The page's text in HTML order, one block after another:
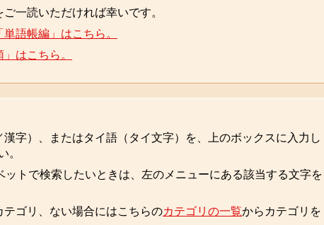
ご一読いただければ幸いです。
単語帳編」はこちら。
」はこちら。
字）、またはタイ語（タイ文字）を、上のボックスに入力し
。
ットで検索したいときは、左のメニューにある該当する文字を
ゴリ、ない場合にはこちらのカテゴリの一覧からカテゴリを